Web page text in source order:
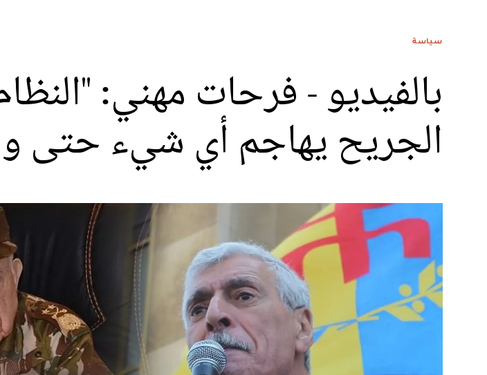
سياسة
بالفيديو - فرحات مهني:
الجريح يهاجم أي شيء حتى